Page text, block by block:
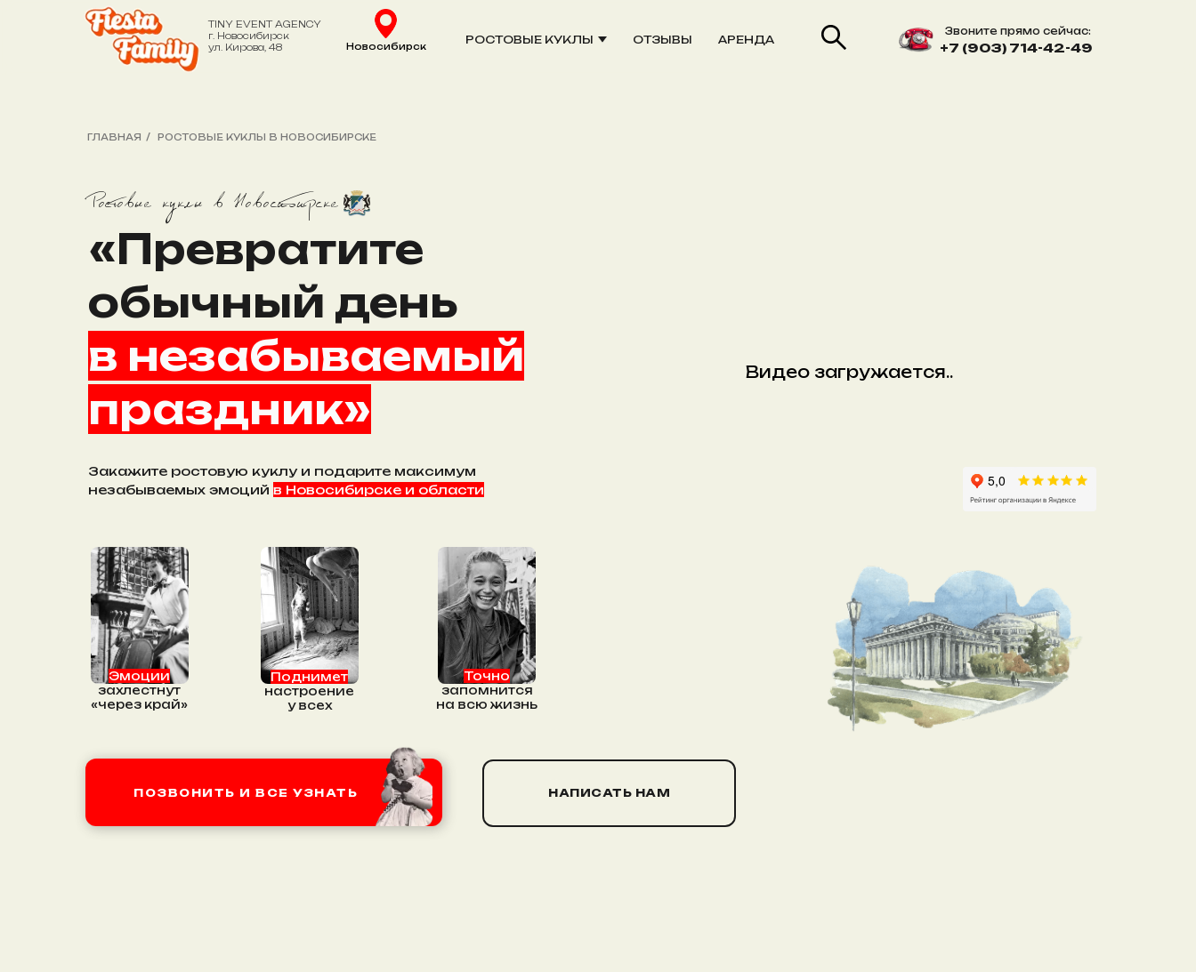
Видео загружается..
Ростовые куклы в Новосибирске
«Превратите
обычный день
в незабываемый
праздник»
Закажите ростовую куклу и подарите максимум
незабываемых эмоций в Новосибирске и области
Точно
запомнится
на всю жизнь
Эмоции
захлестнут
«через край»
Поднимет
настроение
у всех
НАПИСАТЬ НАМ
ПОЗВОНИТЬ И ВСЕ УЗНАТЬ
РОСТОВЫЕ КУКЛЫ В НОВОСИБИРСКЕ
/
ГЛАВНАЯ
TINY EVENT AGENCY
г. Новосибирск
ул. Кирова, 48
Новосибирск
ОТЗЫВЫ
РОСТОВЫЕ КУКЛЫ АРЕНДА
Звоните прямо сейчас:
+7 (903) 714-42-49